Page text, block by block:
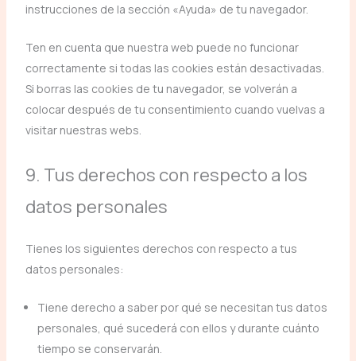
instrucciones de la sección «Ayuda» de tu navegador.
Ten en cuenta que nuestra web puede no funcionar
correctamente si todas las cookies están desactivadas.
Si borras las cookies de tu navegador, se volverán a
colocar después de tu consentimiento cuando vuelvas a
visitar nuestras webs.
9. Tus derechos con respecto a los
datos personales
Tienes los siguientes derechos con respecto a tus
datos personales:
Tiene derecho a saber por qué se necesitan tus datos
personales, qué sucederá con ellos y durante cuánto
tiempo se conservarán.